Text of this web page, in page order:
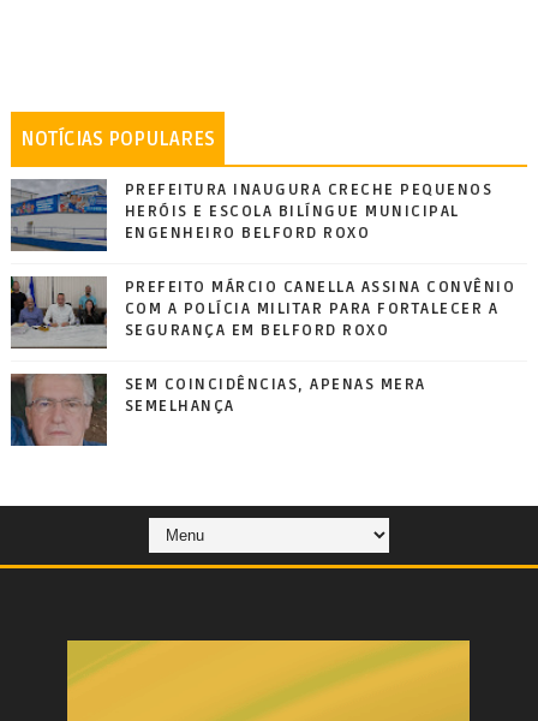
NOTÍCIAS POPULARES
PREFEITURA INAUGURA CRECHE PEQUENOS
HERÓIS E ESCOLA BILÍNGUE MUNICIPAL
ENGENHEIRO BELFORD ROXO
PREFEITO MÁRCIO CANELLA ASSINA CONVÊNIO
COM A POLÍCIA MILITAR PARA FORTALECER A
SEGURANÇA EM BELFORD ROXO
SEM COINCIDÊNCIAS, APENAS MERA
SEMELHANÇA